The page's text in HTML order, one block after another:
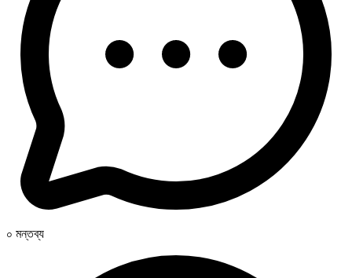
০ মন্তব্য